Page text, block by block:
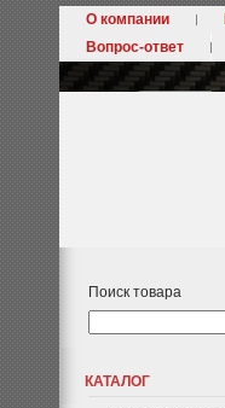
О компании
Вопрос-ответ
Поиск товара
КАТАЛОГ